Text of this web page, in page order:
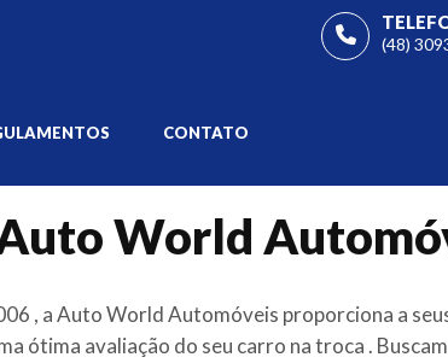
(48)
CONTATO
World
, a Auto World Automóveis proporciona a
ótima avaliação do seu carro na troca .